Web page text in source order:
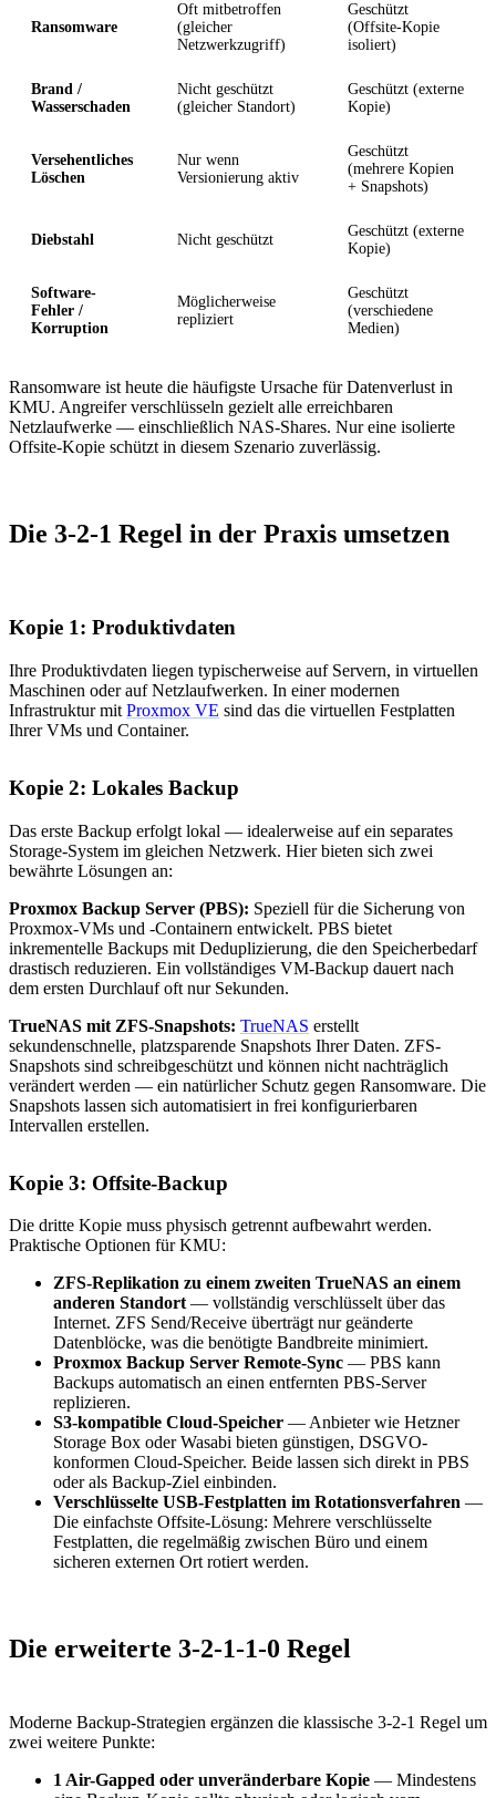
Ransomware
Oft mitbetroffen
(gleicher
Netzwerkzugriff)
Geschützt
(Offsite-Kopie
isoliert)
Brand /
Wasserschaden
Nicht geschützt
(gleicher Standort)
Geschützt (externe
Kopie)
Versehentliches
Löschen
Nur wenn
Versionierung aktiv
Geschützt
(mehrere Kopien
+ Snapshots)
Diebstahl Nicht geschützt
Geschützt (externe
Kopie)
Software-
Fehler /
Korruption
Möglicherweise
repliziert
Geschützt
(verschiedene
Medien)
Ransomware ist heute die häufigste Ursache für Datenverlust in
KMU. Angreifer verschlüsseln gezielt alle erreichbaren
Netzlaufwerke — einschließlich NAS-Shares. Nur eine isolierte
Offsite-Kopie schützt in diesem Szenario zuverlässig.
Die 3-2-1 Regel in der Praxis umsetzen
Kopie 1: Produktivdaten
Ihre Produktivdaten liegen typischerweise auf Servern, in virtuellen
Maschinen oder auf Netzlaufwerken. In einer modernen
Infrastruktur mit Proxmox VE sind das die virtuellen Festplatten
Ihrer VMs und Container.
Kopie 2: Lokales Backup
Das erste Backup erfolgt lokal — idealerweise auf ein separates
Storage-System im gleichen Netzwerk. Hier bieten sich zwei
bewährte Lösungen an:
Proxmox Backup Server (PBS): Speziell für die Sicherung von
Proxmox-VMs und -Containern entwickelt. PBS bietet
inkrementelle Backups mit Deduplizierung, die den Speicherbedarf
drastisch reduzieren. Ein vollständiges VM-Backup dauert nach
dem ersten Durchlauf oft nur Sekunden.
TrueNAS mit ZFS-Snapshots: TrueNAS erstellt
sekundenschnelle, platzsparende Snapshots Ihrer Daten. ZFS-
Snapshots sind schreibgeschützt und können nicht nachträglich
verändert werden — ein natürlicher Schutz gegen Ransomware. Die
Snapshots lassen sich automatisiert in frei konfigurierbaren
Intervallen erstellen.
Kopie 3: Offsite-Backup
Die dritte Kopie muss physisch getrennt aufbewahrt werden.
Praktische Optionen für KMU:
ZFS-Replikation zu einem zweiten TrueNAS an einem
anderen Standort— vollständig verschlüsselt über das
Internet. ZFS Send/Receive überträgt nur geänderte
Datenblöcke, was die benötigte Bandbreite minimiert.
Proxmox Backup Server Remote-Sync — PBS kann
Backups automatisch an einen entfernten PBS-Server
replizieren.
S3-kompatible Cloud-Speicher — Anbieter wie Hetzner
Storage Box oder Wasabi bieten günstigen, DSGVO-
konformen Cloud-Speicher. Beide lassen sich direkt in PBS
oder als Backup-Ziel einbinden.
Verschlüsselte USB-Festplatten im Rotationsverfahren —
Die einfachste Offsite-Lösung: Mehrere verschlüsselte
Festplatten, die regelmäßig zwischen Büro und einem
sicheren externen Ort rotiert werden.
Die erweiterte 3-2-1-1-0 Regel
Moderne Backup-Strategien ergänzen die klassische 3-2-1 Regel um
zwei weitere Punkte:
1 Air-Gapped oder unveränderbare Kopie — Mindestens